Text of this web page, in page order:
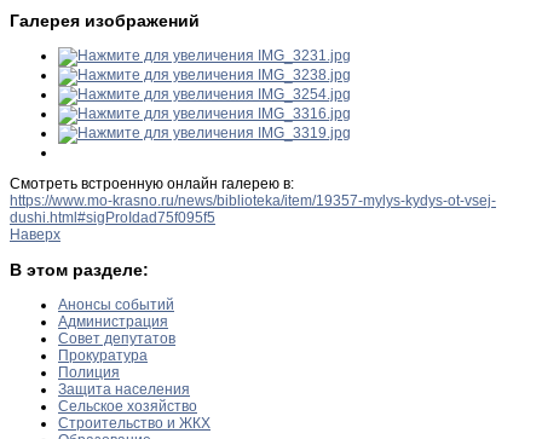
Галерея изображений
Смотреть встроенную онлайн галерею в:
https://www.mo-krasno.ru/news/biblioteka/item/19357-mylys-kydys-ot-vsej-
dushi.html#sigProIdad75f095f5
Наверх
В этом разделе:
Анонсы событий
Администрация
Совет депутатов
Прокуратура
Полиция
Защита населения
Сельское хозяйство
Строительство и ЖКХ